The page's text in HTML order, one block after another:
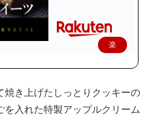
楽
購
入
焼き上げたしっとりクッキーの
を入れた特製アップルクリーム